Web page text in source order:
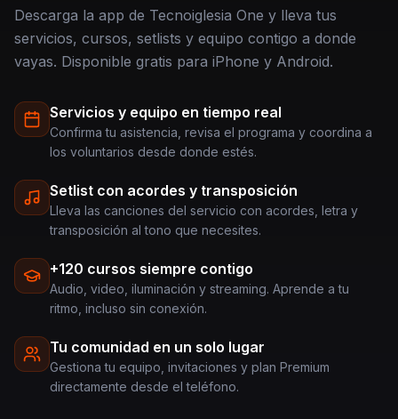
Descarga la app de Tecnoiglesia One y lleva tus
servicios, cursos, setlists y equipo contigo a donde
vayas. Disponible gratis para iPhone y Android.
Servicios y equipo en tiempo real
Confirma tu asistencia, revisa el programa y coordina a
los voluntarios desde donde estés.
Setlist con acordes y transposición
Lleva las canciones del servicio con acordes, letra y
transposición al tono que necesites.
+120 cursos siempre contigo
Audio, video, iluminación y streaming. Aprende a tu
ritmo, incluso sin conexión.
Tu comunidad en un solo lugar
Gestiona tu equipo, invitaciones y plan Premium
directamente desde el teléfono.